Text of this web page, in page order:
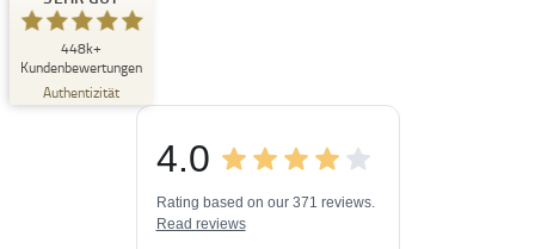
448k+
Kundenbewertungen
Authentizität
SEHR GUT
4,84
/
5,00
3
ProvenExpert.com
4.0
Rating based on our 371 reviews.
Read reviews